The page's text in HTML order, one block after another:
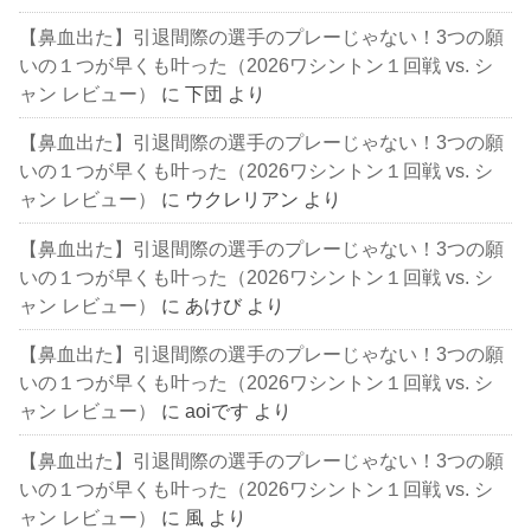
【鼻血出た】引退間際の選手のプレーじゃない！3つの願
いの１つが早くも叶った（2026ワシントン１回戦 vs. シ
ャン レビュー）
に下団 より
【鼻血出た】引退間際の選手のプレーじゃない！3つの願
いの１つが早くも叶った（2026ワシントン１回戦 vs. シ
ャン レビュー）
に ウクレリアン より
【鼻血出た】引退間際の選手のプレーじゃない！3つの願
いの１つが早くも叶った（2026ワシントン１回戦 vs. シ
ャン レビュー）
に あけび より
【鼻血出た】引退間際の選手のプレーじゃない！3つの願
いの１つが早くも叶った（2026ワシントン１回戦 vs. シ
ャン レビュー）
にaoiです より
【鼻血出た】引退間際の選手のプレーじゃない！3つの願
いの１つが早くも叶った（2026ワシントン１回戦 vs. シ
ャン レビュー）
に 風 より